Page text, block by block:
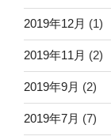
2019年12月 (1)
2019年11月 (2)
2019年9月 (2)
2019年7月 (7)